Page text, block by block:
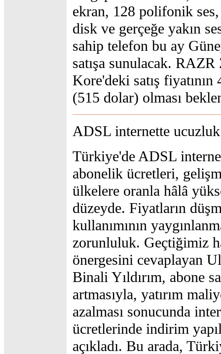
ekran, 128 polifonik ses,
disk ve gerçeğe yakın
sahip telefon bu ay
satışa sunulacak.
Kore'deki satış
(515 dolar) olması
ADSL internette
Türkiye'de ADSL
abonelik ücretleri,
ülkelere oranla hâlâ
düzeyde. Fiyatların
kullanımının
zorunluluk. Geçtiğimiz
önergesini cevaplayan
Binali Yıldırım, abone
artmasıyla, yatırım
azalması sonucunda
ücretlerinde indirim
açıkladı. Bu arada,